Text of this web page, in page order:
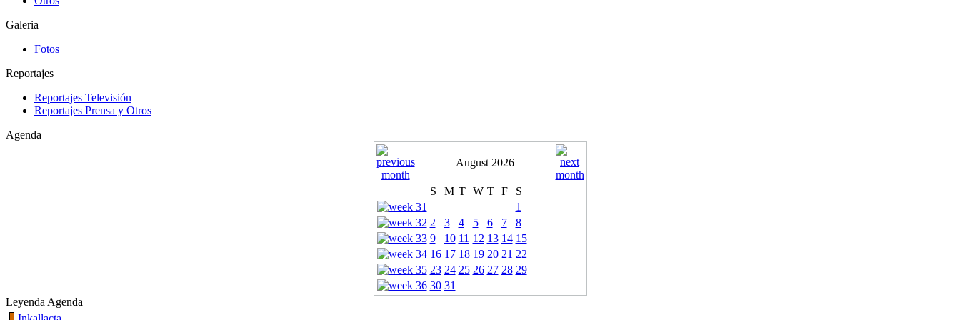
Galeria
Fotos
Reportajes
Reportajes Televisión
Reportajes Prensa y Otros
Agenda
August 2026
S M T W T F
S
1
2
3 4 5 6 7
8
9
10 11 12 13 14 15
16 17 18 19 20 21 22
23 24 25 26 27 28 29
30 31
Leyenda Agenda